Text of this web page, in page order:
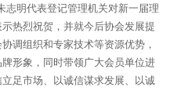
明代表登记管理机关对新一届理
热烈祝贺，并就今后协会发展提
调组织和专家技术等资源优势，
形象，同时带领广大会员单位进
足市场、以诚信谋求发展、以诚